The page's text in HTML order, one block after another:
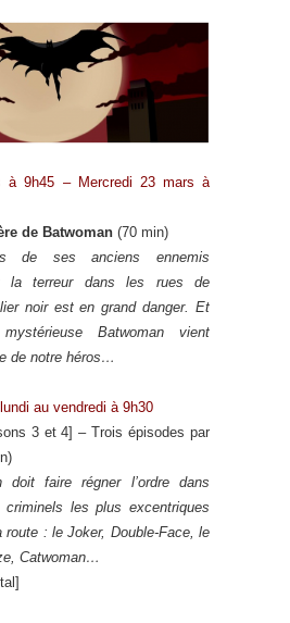
à 9h45 – Mercredi 23 mars à
de Batwoman (70 min)
de ses anciens ennemis
la terreur dans les rues de
noir est en grand danger. Et
Batwoman vient
de notre héros…
au vendredi à 9h30
3 et 4] – Trois épisodes par
doit faire régner l’ordre dans
les plus excentriques
: le Joker, Double-Face, le
Catwoman…